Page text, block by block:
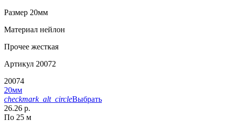
Размер 20мм
Материал нейлон
Прочее жесткая
Артикул 20072
20074
20мм
checkmark_alt_circleВыбрать
26.26 р.
По 25 м